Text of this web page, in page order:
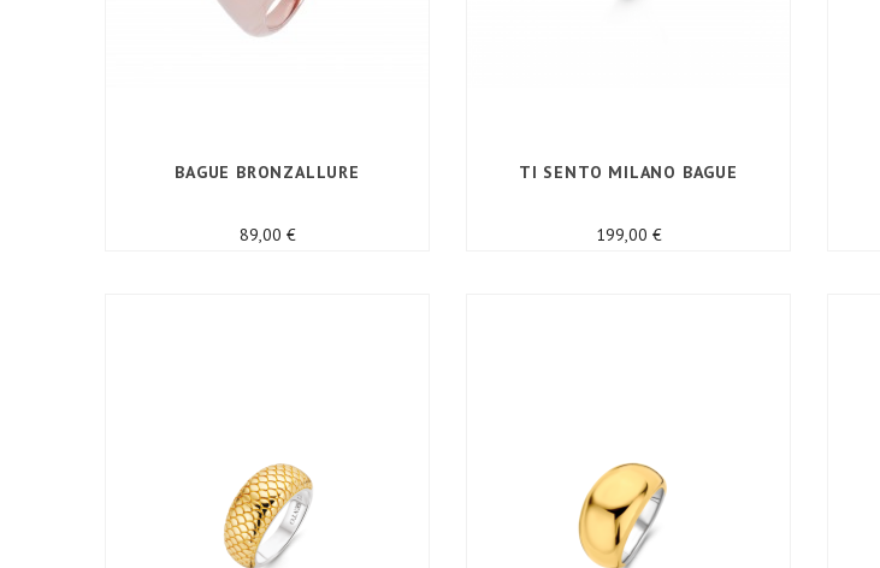
BAGUE BRONZALLURE
89,00 €Prix
TI SENTO MILANO BAGUE
199,00 €Prix